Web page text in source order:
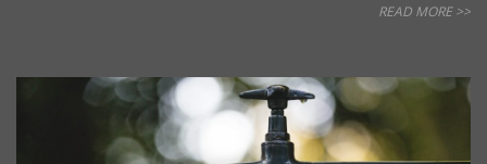
READ MORE >>